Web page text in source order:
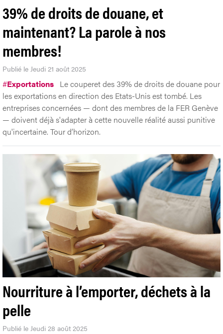
39% de droits de douane, et
maintenant? La parole à nos
membres!
Publié le Jeudi 21 août 2025
#Exportations Le couperet des 39% de droits de douane pour
les exportations en direction des Etats-Unis est tombé. Les
entreprises concernées — dont des membres de la FER Genève
— doivent déjà s'adapter à cette nouvelle réalité aussi punitive
qu'incertaine. Tour d’horizon.
Nourriture à l’emporter, déchets à la
pelle
Publié le Jeudi 28 août 2025